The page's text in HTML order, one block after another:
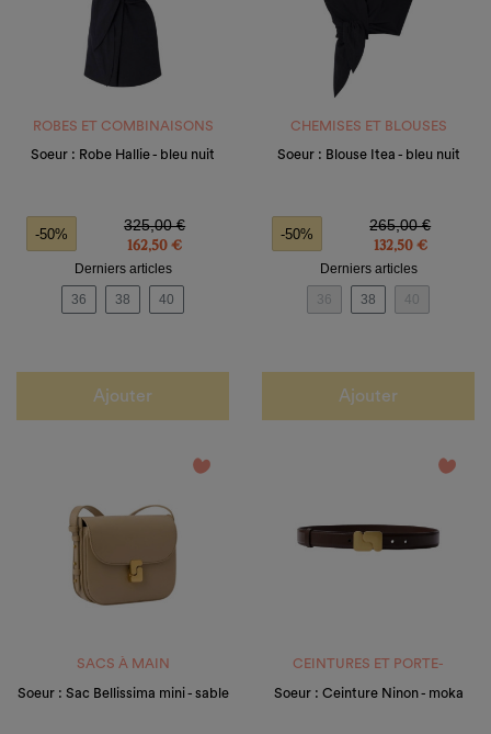
ROBES ET COMBINAISONS
Soeur : Robe Hallie - bleu nuit
Prix de base
325,00 €
-50%
Prix
162,50 €
Derniers articles
36
38 40
Ajouter
CHEMISES ET BLOUSES
Soeur : Blouse Itea - bleu nuit
Prix de base
265,00 €
-50%
Prix
132,50 €
Derniers articles
36
38 40
Ajouter
favorite_border
SACS À MAIN
Soeur : Sac Bellissima mini - sable
favorite_border
CEINTURES ET PORTE-
MONNAIE
Soeur : Ceinture Ninon - moka